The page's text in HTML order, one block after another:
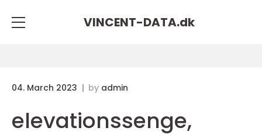
VINCENT-DATA.dk
04. March 2023 by admin
elevationssenge,